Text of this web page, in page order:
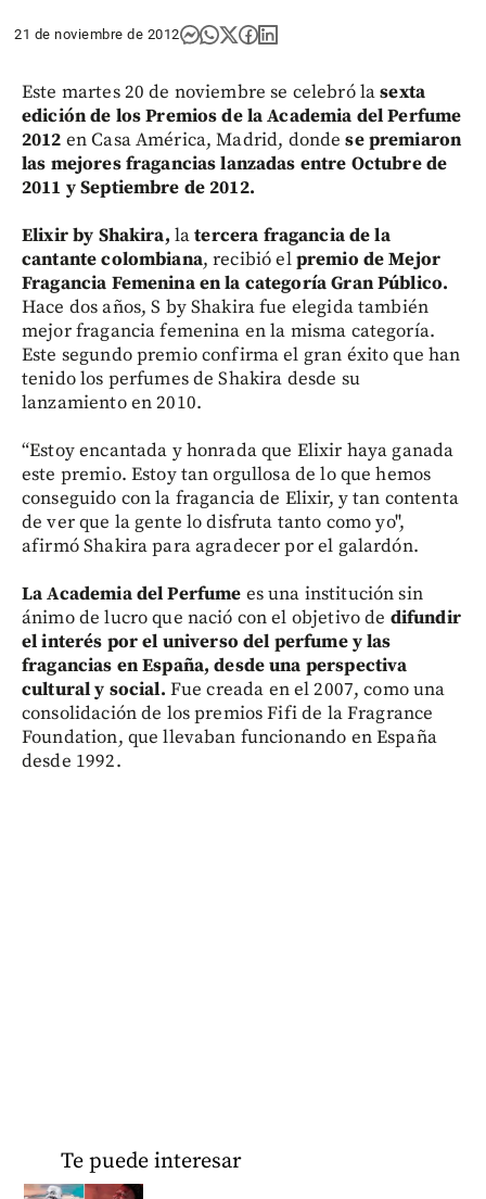
21 de noviembre de 2012
Este martes 20 de noviembre se celebró lasexta
edición de los Premios de la Academia del Perfume
2012 en Casa América, Madrid, donde se premiaron
las mejores fragancias lanzadas entre Octubre de
2011 y Septiembre de 2012.
Elixir by Shakira, latercera fragancia de la
cantante colombiana, recibió elpremio de Mejor
Fragancia Femenina en la categoría Gran Público.
Hace dos años, S by Shakira fue elegida también
mejor fragancia femenina en la misma categoría.
Este segundo premio confirma el gran éxito que han
tenido los perfumes de Shakira desde su
lanzamiento en 2010.
“Estoy encantada y honrada que Elixir haya ganada
este premio. Estoy tan orgullosa de lo que hemos
conseguido con la fragancia de Elixir, y tan contenta
de ver que la gente lo disfruta tanto como yo",
afirmó Shakira para agradecer por el galardón.
La Academia del Perfume es una institución sin
ánimo de lucro que nació con el objetivo de difundir
el interés por el universo del perfume y las
fragancias en España, desde una perspectiva
cultural y social. Fue creada en el 2007, como una
consolidación de los premios Fifi de la Fragrance
Foundation, que llevaban funcionando en España
desde 1992.
Te puede interesar